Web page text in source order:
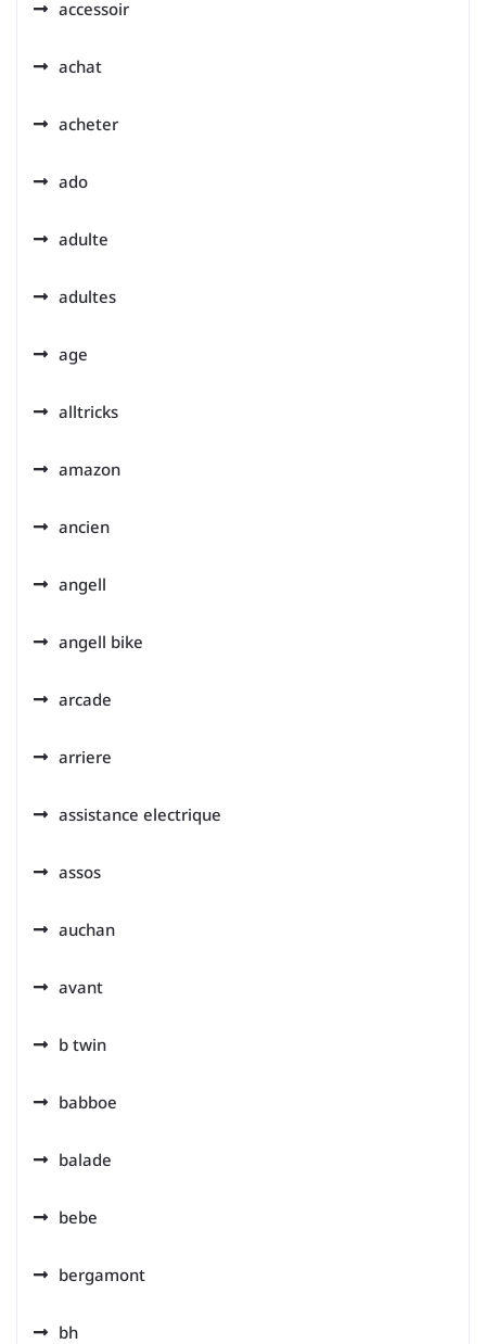
accessoir
achat
acheter
ado
adulte
adultes
age
alltricks
amazon
ancien
angell
angell bike
arcade
arriere
assistance electrique
assos
auchan
avant
b twin
babboe
balade
bebe
bergamont
bh